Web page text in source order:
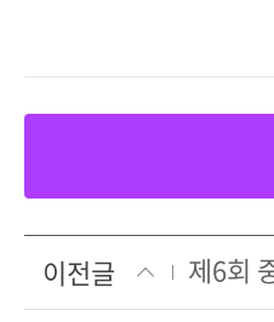
이전글
제6회